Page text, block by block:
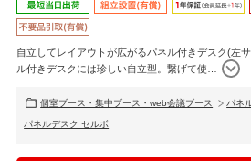
自立してレイアウトが広がるパネル付きデスク(左
ル付きデスクには珍しい自立型。繋げて使
個室ブース・集中ブース・web会議ブース パネ
パネルデスク セルボ